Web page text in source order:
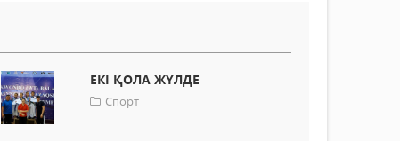
ЕКІ ҚОЛА ЖҮЛДЕ
Спорт